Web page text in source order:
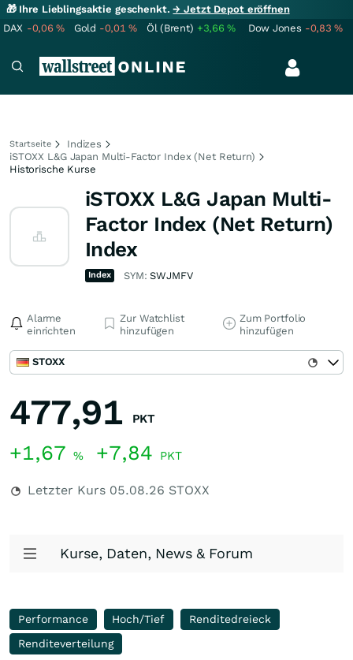
🎁 Ihre Lieblingsaktie geschenkt.→ Jetzt Depot eröffnen
DAX -0,06% Gold -0,01% Öl (Brent) +3,66% Dow Jones -0,83%
Startseite
Indizes
iSTOXX L&G Japan Multi-Factor Index (Net Return)
Historische Kurse
iSTOXX L&G Japan Multi-
Factor Index (Net Return)
Index
Index SYM:SWJMFV
Alarme
einrichten
Zur Watchlist
hinzufügen
Zum Portfolio
hinzufügen
STOXX
477,91 PKT
+1,67 % +7,84 PKT
Letzter Kurs 05.08.26 STOXX
Kurse, Daten, News & Forum
Performance Hoch/Tief
Renditedreieck
Renditeverteilung